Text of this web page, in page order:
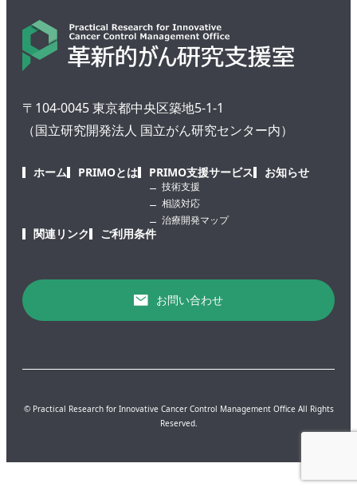
〒104-0045 東京都中央区築地5-1-1
（国立研究開発法人 国立がん研究センター内）
ホーム PRIMOとは PRIMO支援サービス
技術支援
相談対応
治療開発マップ
お知らせ
関連リンク ご利用条件
お問い合わせ
© Practical Research for Innovative Cancer Control Management Office All Rights
Reserved.